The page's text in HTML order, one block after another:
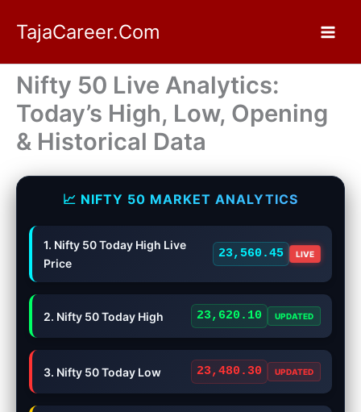
content
TajaCareer.Com
Nifty 50 Live Analytics:
Today’s High, Low, Opening
& Historical Data
📈 NIFTY 50 MARKET ANALYTICS
1. Nifty 50 Today High Live
Price
23,560.45 LIVE
2. Nifty 50 Today High 23,620.10 UPDATED
3. Nifty 50 Today Low 23,480.30 UPDATED